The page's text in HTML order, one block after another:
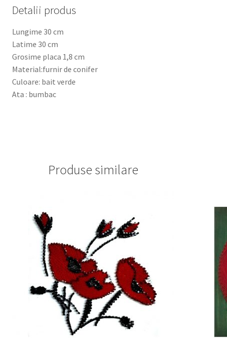
Detalii produs
Lungime 30 cm
Latime 30 cm
Grosime placa 1,8 cm
Material:furnir de conifer
Culoare: bait verde
Ata : bumbac
Produse similare